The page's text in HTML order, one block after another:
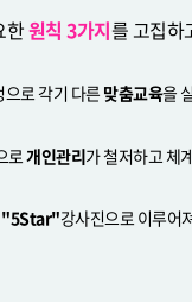
한원칙 3가지를 고집하
로 각기 다른맞춤교육을
로 개인관리가 철저하고 체
"5Star"강사진으로 이루어